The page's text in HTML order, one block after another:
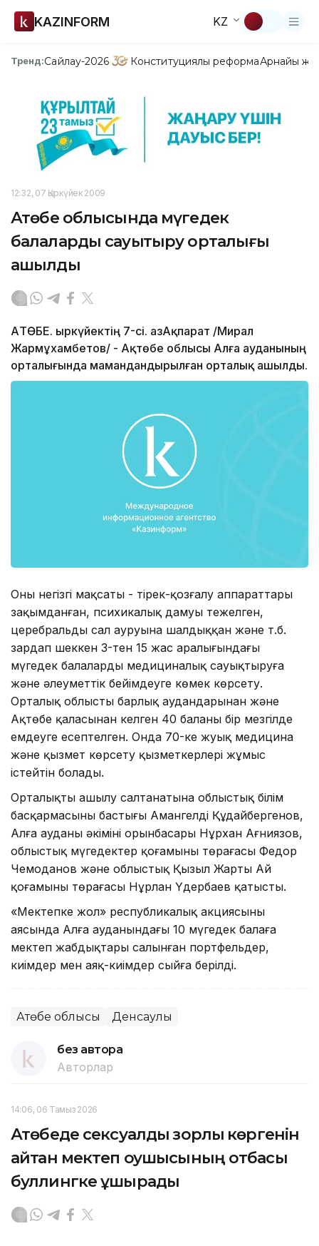
KAZINFORM KZ
Тренд:Сайлау-2026 Конституциялық реформаАрнайы
12:32, 07 Қыркүйек 2009
Ақтөбе облысында мүгедек
балаларды сауықтыру орталығы
ашылды
АҚТӨБЕ. Қыркүйектің 7-сі. ҚазАқпарат /Мирал
Жармұхамбетов/ - Ақтөбе облысы Алға ауданының
орталығында мамандандырылған орталық ашылды.
Оның негізгі мақсаты - тірек-қозғалу аппараттары
зақымданған, психикалық дамуы тежелген,
церебральды сал ауруына шалдыққан және т.б.
зардап шеккен 3-тен 15 жас аралығындағы
мүгедек балаларды медициналық сауықтыруға
және әлеуметтік бейімдеуге көмек көрсету.
Орталық облыстың барлық аудандарынан және
Ақтөбе қаласынан келген 40 баланы бір мезгілде
емдеуге есептелген. Онда 70-ке жуық медицина
және қызмет көрсету қызметкерлері жұмыс
істейтін болады.
Орталықтың ашылу салтанатына облыстық білім
басқармасының бастығы Амангелді Құдайбергенов,
Алға ауданы әкімінің орынбасары Нұрхан Ағниязов,
облыстық мүгедектер қоғамының төрағасы Федор
Чемоданов және облыстық Қызыл Жарты Ай
қоғамының төрағасы Нұрлан Үдербаев қатысты.
«Мектепке жол» республикалық акциясының
аясында Алға ауданындағы 10 мүгедек балаға
мектеп жабдықтары салынған портфельдер,
киімдер мен аяқ-киімдер сыйға берілді.
Ақтөбе облысы Денсаулық
без автора
Авторлар
14:06, 06 Тамыз 2026
Ақтөбеде сексуалдық зорлық көргенін
айтқан мектеп оқушысының отбасы
буллингке ұшырады